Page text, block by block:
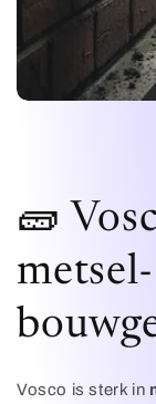
🧱
Vosco is sterk in